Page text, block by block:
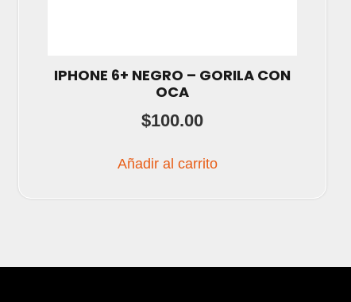
IPHONE 6+ NEGRO – GORILA CON
OCA
$100.00
Añadir al carrito